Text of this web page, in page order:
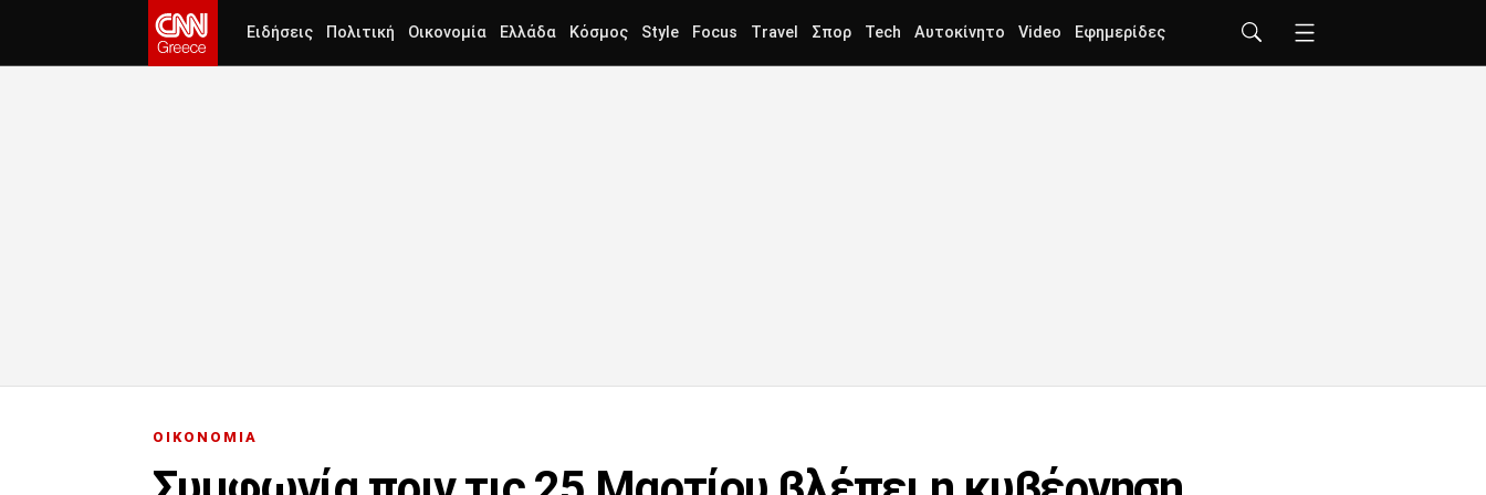
Ειδήσεις Πολιτική Οικονομία Ελλάδα Κόσμος Style Focus Travel Σπορ Tech Αυτοκίνητο Video Εφημερίδες
ΟΙΚΟΝΟΜΙΑ